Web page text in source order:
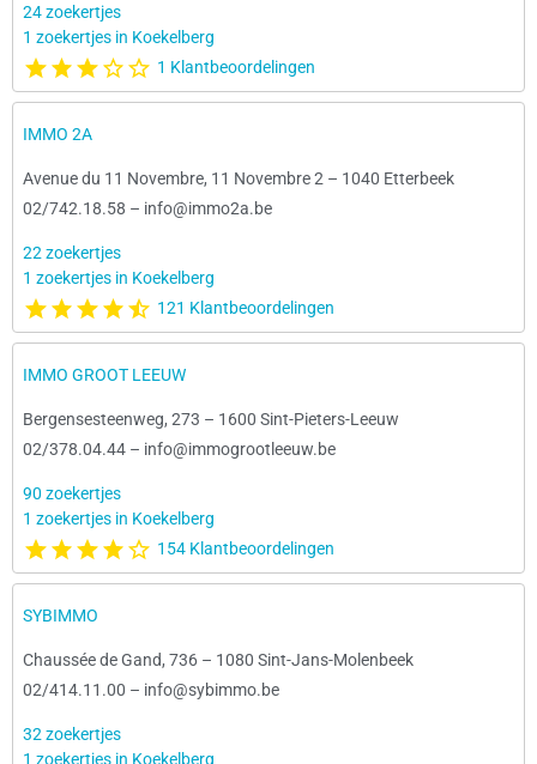
24 zoekertjes
1 zoekertjes in Koekelberg
1 Klantbeoordelingen
IMMO 2A
Avenue du 11 Novembre, 11 Novembre 2 – 1040 Etterbeek
02/742.18.58 – info@immo2a.be
22 zoekertjes
1 zoekertjes in Koekelberg
121 Klantbeoordelingen
IMMO GROOT LEEUW
Bergensesteenweg, 273 – 1600 Sint-Pieters-Leeuw
02/378.04.44 – info@immogrootleeuw.be
90 zoekertjes
1 zoekertjes in Koekelberg
154 Klantbeoordelingen
SYBIMMO
Chaussée de Gand, 736 – 1080 Sint-Jans-Molenbeek
02/414.11.00 – info@sybimmo.be
32 zoekertjes
1 zoekertjes in Koekelberg